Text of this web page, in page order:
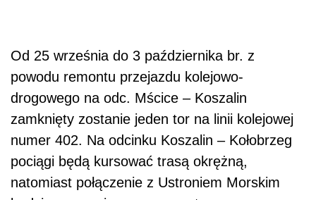
Od 25 września do 3 października br. z
powodu remontu przejazdu kolejowo-
drogowego na odc. Mścice – Koszalin
zamknięty zostanie jeden tor na linii kolejowej
numer 402. Na odcinku Koszalin – Kołobrzeg
pociągi będą kursować trasą okrężną,
natomiast połączenie z Ustroniem Morskim